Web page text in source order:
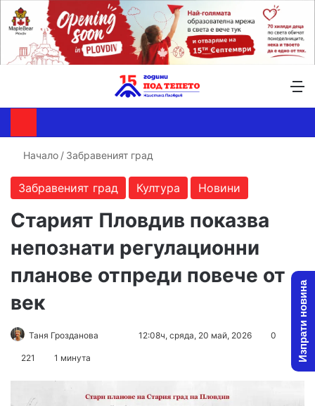
Начало / Забравеният град
Забравеният град Култура Новини
Старият Пловдив показва
непознати регулационни
планове отпреди повече от
век
Таня Грозданова
Send12:08ч, сряда, 20 май, 2026 0
221 1 минута Изпрати новина